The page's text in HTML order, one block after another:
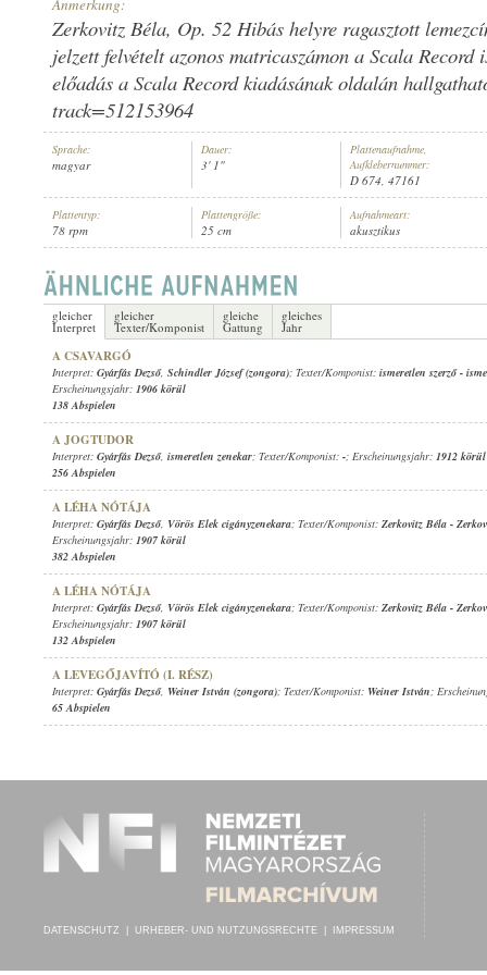
Anmerkung:
Zerkovitz Béla, Op. 52 Hibás helyre ragasztott
jelzett felvételt azonos matricaszámon a Scala Record
előadás a Scala Record kiadásának oldalán
track=512153964
Sprache:
magyar
Dauer:
3' 1"
Plattenaufnahme,
Aufklebernummer:
D 674, 47161
Plattentyp:
78 rpm
Plattengröße:
25 cm
Aufnahmeart:
akusztikus
gleicher
Interpret
gleicher
Texter/Komponist
gleiche
Gattung
gleiches
Jahr
A CSAVARGÓ
Interpret: Gyárfás Dezső, Schindler József (zongora); Texter/Komponist: ismeretlen szerző-
Erscheinungsjahr: 1906 körül
138 Abspielen
A JOGTUDOR
Interpret: Gyárfás Dezső, ismeretlen zenekar; Texter/Komponist: -; Erscheinungsjahr: 1912 körül
256 Abspielen
A LÉHA NÓTÁJA
Interpret: Gyárfás Dezső, Vörös Elek cigányzenekara; Texter/Komponist: Zerkovitz Béla -
Erscheinungsjahr: 1907 körül
382 Abspielen
A LÉHA NÓTÁJA
Interpret: Gyárfás Dezső, Vörös Elek cigányzenekara; Texter/Komponist: Zerkovitz Béla -
Erscheinungsjahr: 1907 körül
132 Abspielen
A LEVEGŐJAVÍTÓ (I. RÉSZ)
Interpret: Gyárfás Dezső, Weiner István (zongora); Texter/Komponist: Weiner István;
65 Abspielen
DATENSCHUTZ URHEBER- UND NUTZUNGSRECHTE IMPRESSUM